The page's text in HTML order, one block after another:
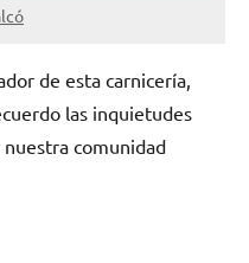
de esta carnicería,
las inquietudes
comunidad